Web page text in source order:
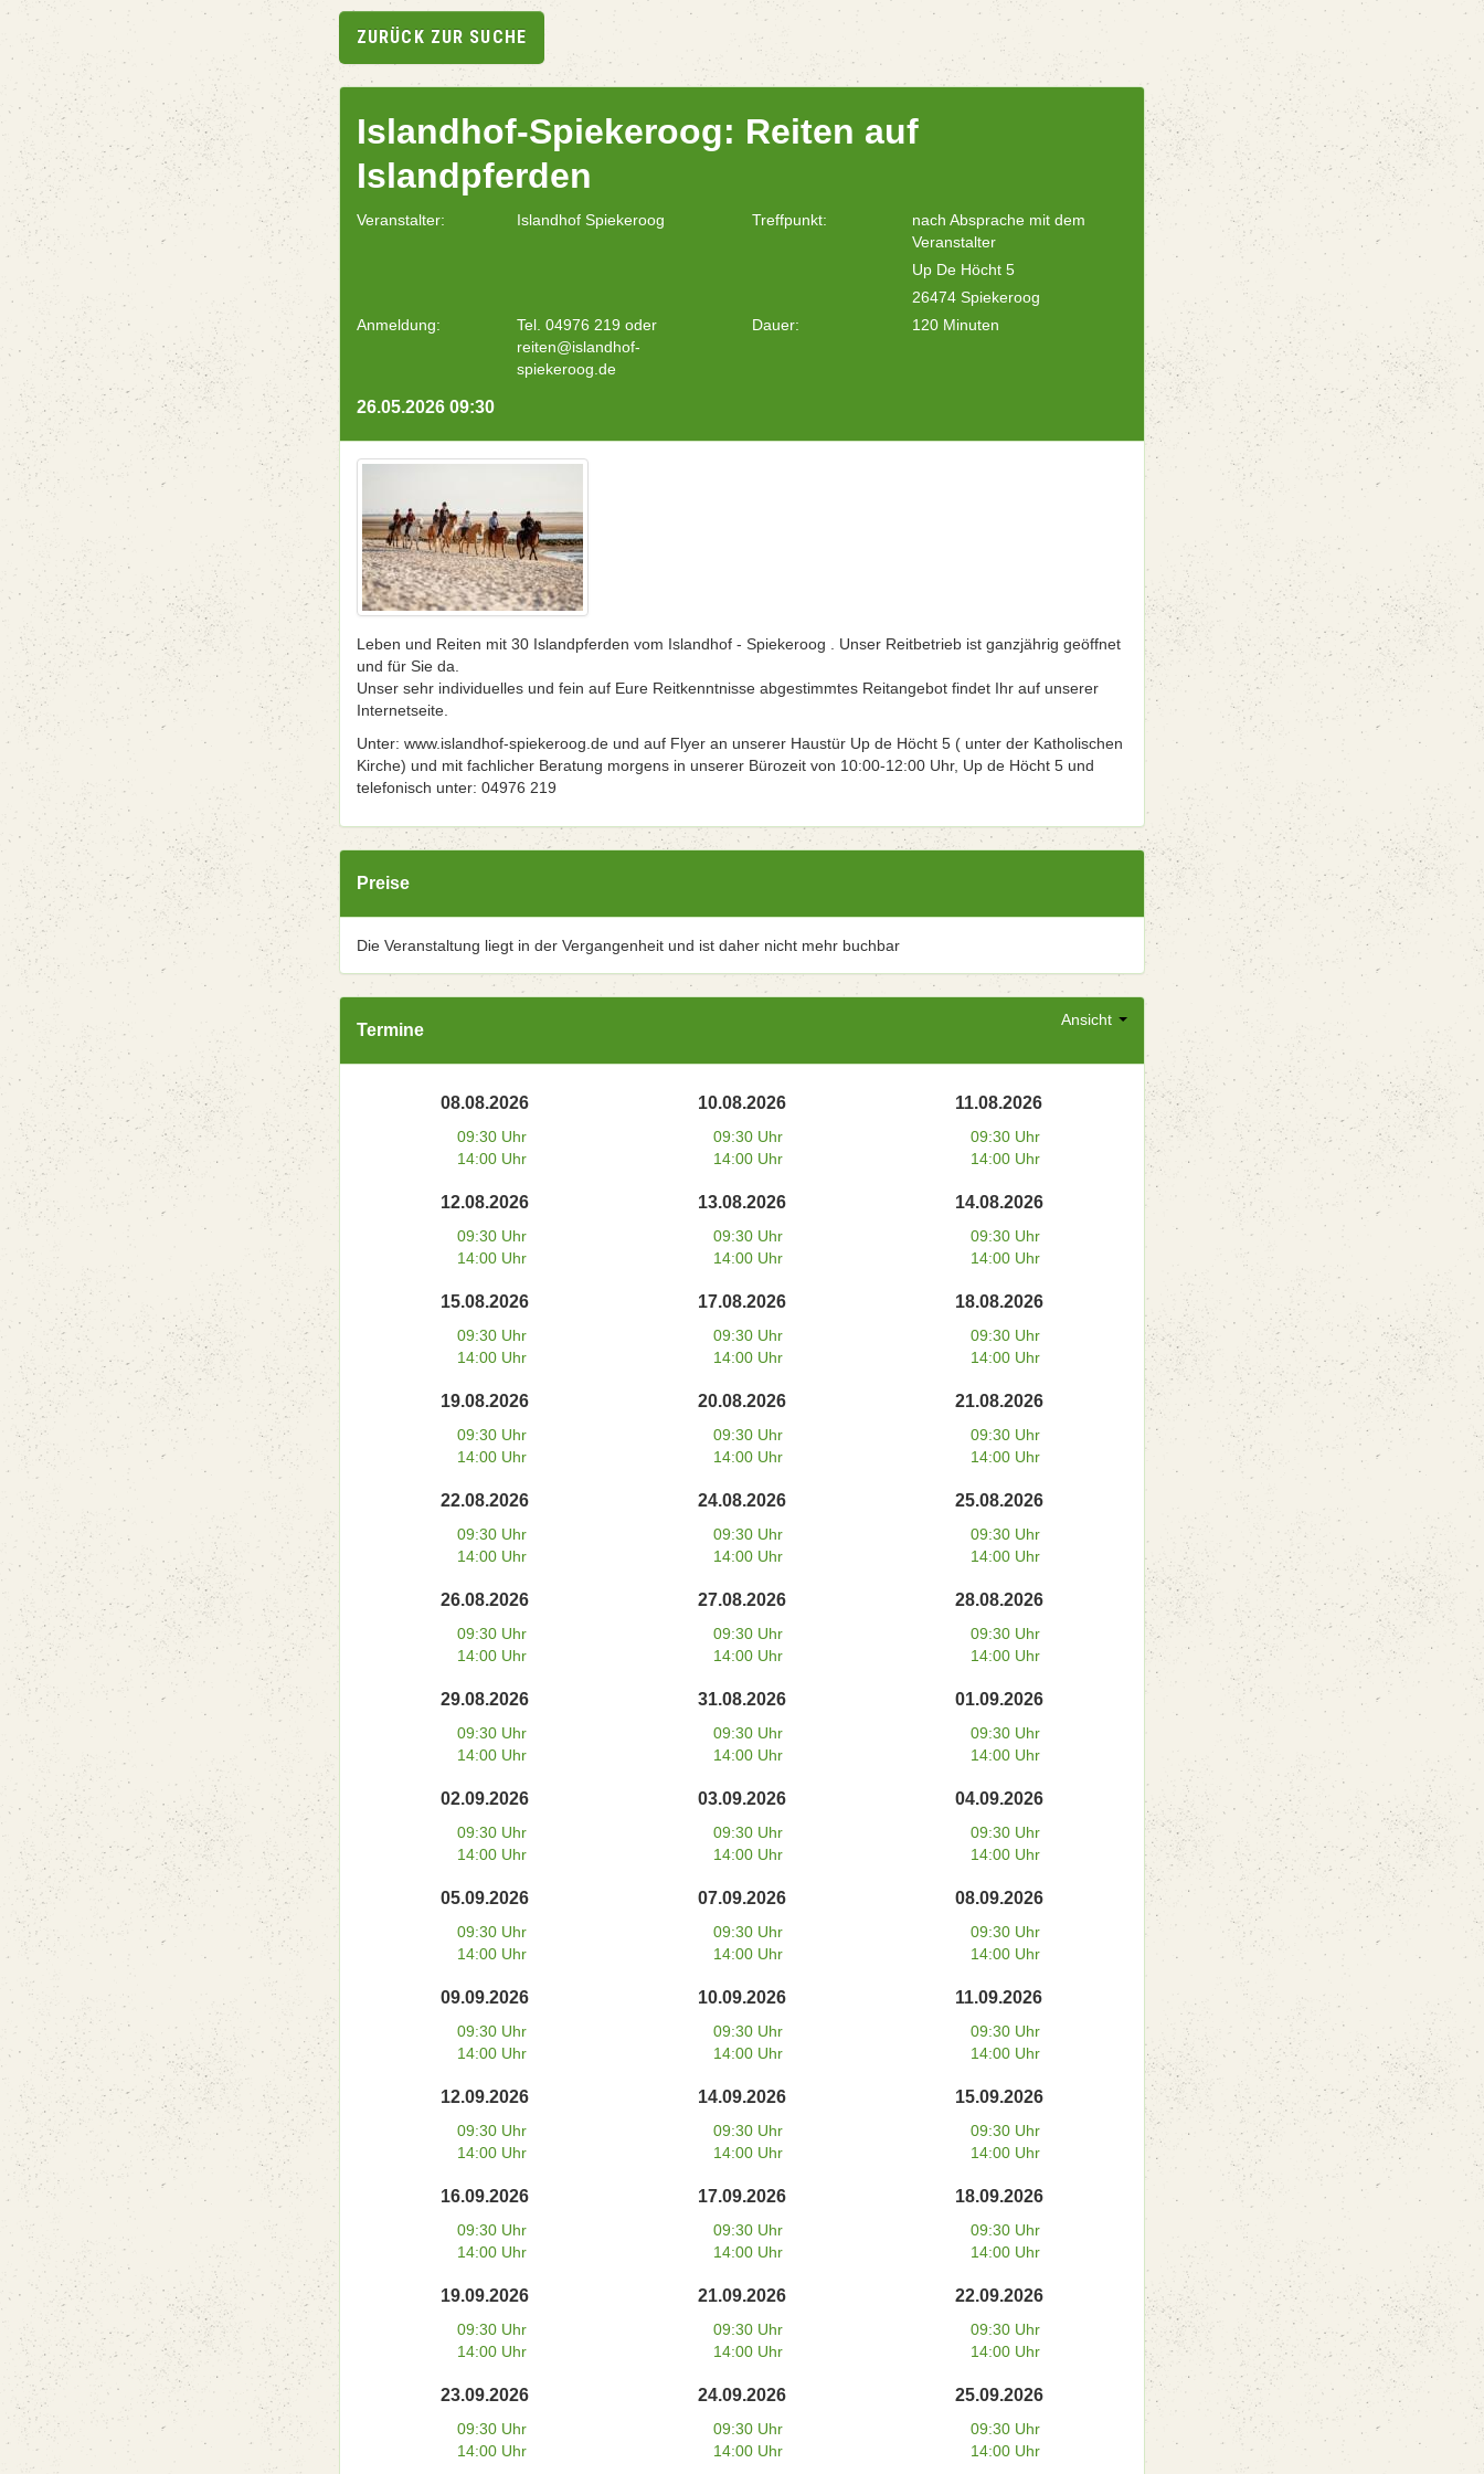
ZURÜCK ZUR SUCHE
Islandhof-Spiekeroog: Reiten auf
Islandpferden
Veranstalter: Islandhof Spiekeroog Treffpunkt:
nach Absprache mit dem
Veranstalter
Up De Höcht 5
26474 Spiekeroog
Anmeldung:
Tel. 04976 219 oder
reiten@islandhof-
spiekeroog.de
Dauer: 120 Minuten
26.05.2026 09:30
Leben und Reiten mit 30 Islandpferden vom Islandhof - Spiekeroog . Unser Reitbetrieb ist ganzjährig geöffnet
und für Sie da.
Unser sehr individuelles und fein auf Eure Reitkenntnisse abgestimmtes Reitangebot findet Ihr auf unserer
Internetseite.
Unter: www.islandhof-spiekeroog.de und auf Flyer an unserer Haustür Up de Höcht 5 ( unter der Katholischen
Kirche) und mit fachlicher Beratung morgens in unserer Bürozeit von 10:00-12:00 Uhr, Up de Höcht 5 und
telefonisch unter: 04976 219
Preise
Die Veranstaltung liegt in der Vergangenheit und ist daher nicht mehr buchbar
Ansicht
Termine
08.08.2026
09:30 Uhr
14:00 Uhr
10.08.2026
09:30 Uhr
14:00 Uhr
11.08.2026
09:30 Uhr
14:00 Uhr
12.08.2026
09:30 Uhr
14:00 Uhr
13.08.2026
09:30 Uhr
14:00 Uhr
14.08.2026
09:30 Uhr
14:00 Uhr
15.08.2026
09:30 Uhr
14:00 Uhr
17.08.2026
09:30 Uhr
14:00 Uhr
18.08.2026
09:30 Uhr
14:00 Uhr
19.08.2026
09:30 Uhr
14:00 Uhr
20.08.2026
09:30 Uhr
14:00 Uhr
21.08.2026
09:30 Uhr
14:00 Uhr
22.08.2026
09:30 Uhr
14:00 Uhr
24.08.2026
09:30 Uhr
14:00 Uhr
25.08.2026
09:30 Uhr
14:00 Uhr
26.08.2026
09:30 Uhr
14:00 Uhr
27.08.2026
09:30 Uhr
14:00 Uhr
28.08.2026
09:30 Uhr
14:00 Uhr
29.08.2026
09:30 Uhr
14:00 Uhr
31.08.2026
09:30 Uhr
14:00 Uhr
01.09.2026
09:30 Uhr
14:00 Uhr
02.09.2026
09:30 Uhr
14:00 Uhr
03.09.2026
09:30 Uhr
14:00 Uhr
04.09.2026
09:30 Uhr
14:00 Uhr
05.09.2026
09:30 Uhr
14:00 Uhr
07.09.2026
09:30 Uhr
14:00 Uhr
08.09.2026
09:30 Uhr
14:00 Uhr
09.09.2026
09:30 Uhr
14:00 Uhr
10.09.2026
09:30 Uhr
14:00 Uhr
11.09.2026
09:30 Uhr
14:00 Uhr
12.09.2026
09:30 Uhr
14:00 Uhr
14.09.2026
09:30 Uhr
14:00 Uhr
15.09.2026
09:30 Uhr
14:00 Uhr
16.09.2026
09:30 Uhr
14:00 Uhr
17.09.2026
09:30 Uhr
14:00 Uhr
18.09.2026
09:30 Uhr
14:00 Uhr
19.09.2026
09:30 Uhr
14:00 Uhr
21.09.2026
09:30 Uhr
14:00 Uhr
22.09.2026
09:30 Uhr
14:00 Uhr
23.09.2026
09:30 Uhr
14:00 Uhr
24.09.2026
09:30 Uhr
14:00 Uhr
25.09.2026
09:30 Uhr
14:00 Uhr